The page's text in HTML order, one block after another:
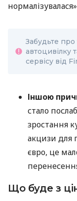
Забудьте про
автоцивілку
сервісу від
Іншою
стало
зростання
акцизи для
євро, це
Що буде з